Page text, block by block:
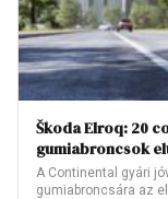
Škoda Elroq: 20
gumiabroncsok
A Continental gyári
gumiabroncsára az